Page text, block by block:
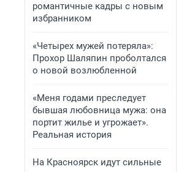
романтичные кадры с новым
избранником
«Четырех мужей потеряла»:
Прохор Шаляпин проболтался
о новой возлюбленной
«Меня годами преследует
бывшая любовница мужа: она
портит жилье и угрожает».
Реальная история
На Красноярск идут сильные